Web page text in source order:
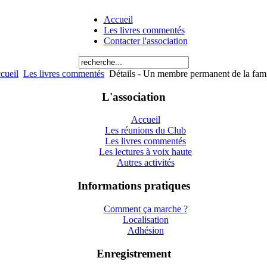
Accueil
Les livres commentés
Contacter l'association
Les livres commentés Détails - Un membre permanent de la
L'association
Accueil
Les réunions du Club
Les livres commentés
Les lectures à voix haute
Autres activités
Informations pratiques
Comment ça marche ?
Localisation
Adhésion
Enregistrement